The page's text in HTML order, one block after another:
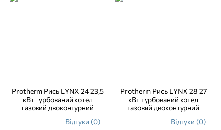
Protherm Рись LYNX 24 23,5
кВт турбований котел
газовий двоконтурний
Відгуки (0)
Protherm Рись LYNX 28 27
кВт турбований котел
газовий двоконтурний
Відгуки (0)